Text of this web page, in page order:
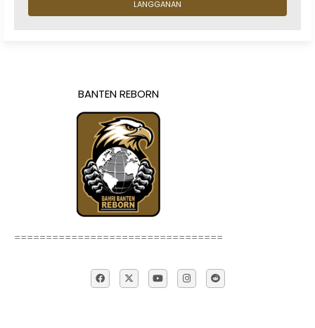
BANTEN REBORN
=================================